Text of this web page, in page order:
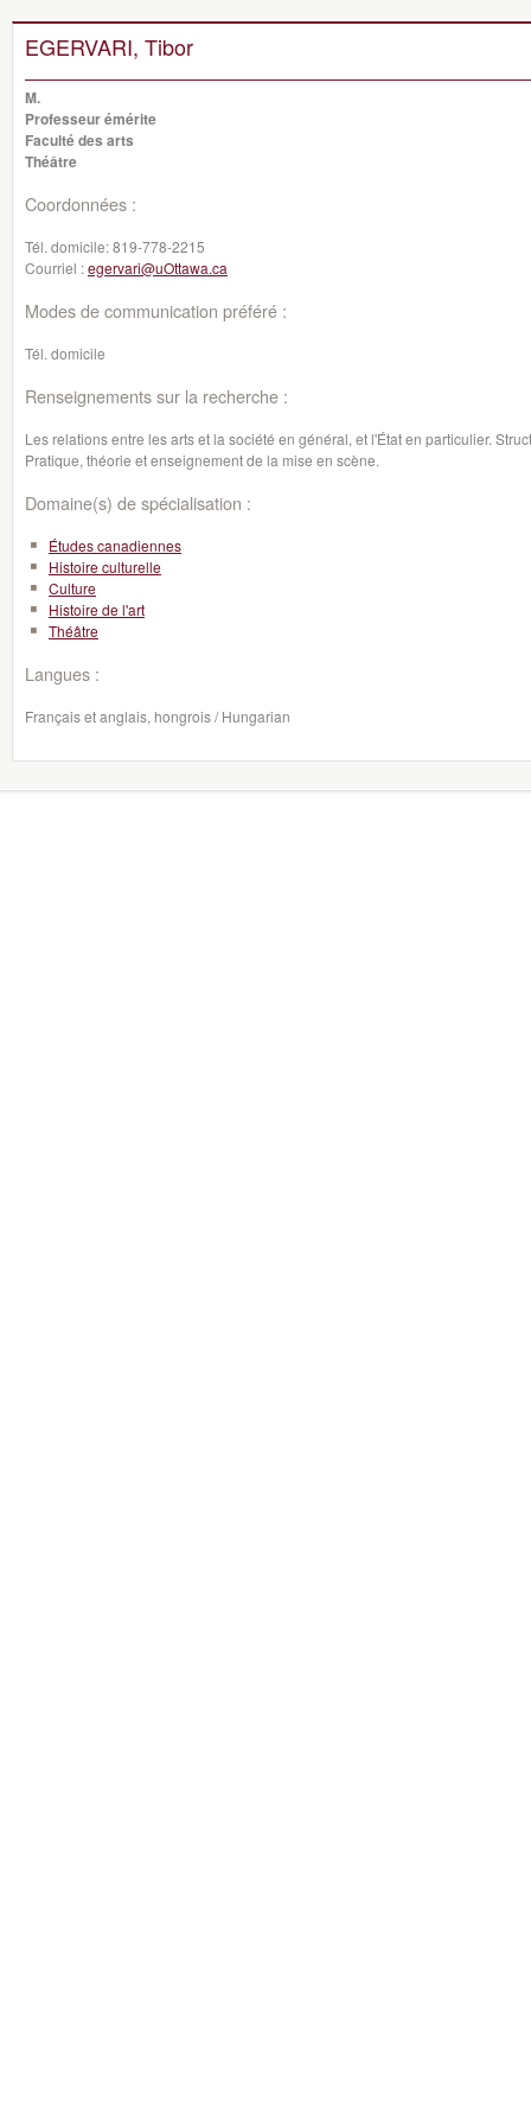
EGERVARI, Tibor
M.
Professeur émérite
Faculté des arts
Théâtre
Coordonnées :
Tél. domicile:819-778-2215
Courriel :egervari@uOttawa.ca
Modes de communication préféré :
Tél. domicile
Renseignements sur la recherche :
Les relations entre les arts et la société en général, et l'État en particulier.
Pratique, théorie et enseignement de la mise en scène.
Domaine(s) de spécialisation :
Études canadiennes
Histoire culturelle
Culture
Histoire de l'art
Théâtre
Langues :
Français et anglais, hongrois / Hungarian